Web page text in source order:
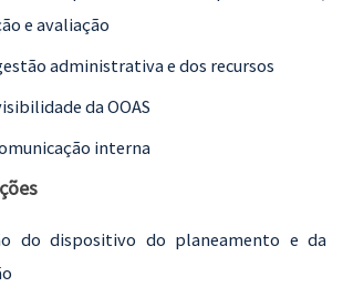
e avaliação
administrativa e dos recursos
da OOAS
interna
do dispositivo do planeamento e da